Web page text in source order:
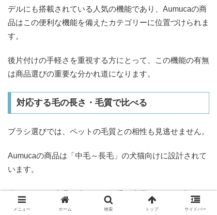
デルにも搭載されている人気の機能であり、Aumucaの商
品はこの便利な機能を備えたカテゴリーに位置づけられま
す。
後片付けの手軽さを重視する方にとって、この機能の有無
は商品選びの重要な分かれ道になります。
対応する毛の長さ・毛質で比べる
ブラシ選びでは、ペットの毛質との相性も見逃せません。
Aumucaの商品は「中毛～長毛」の犬猫向けに設計されて
います。
他メーカーの商品の中には、短毛種専用のラバーブラシ
や、長毛種のもつれ取りに特化したコーム型など、毛質ご
メニュー ホーム 検索 トップ サイドバー